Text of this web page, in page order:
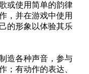
或使用简单的韵律
，并在游戏中使用
的形象以体验其乐
造各种声音，参与
；有动作的表达、